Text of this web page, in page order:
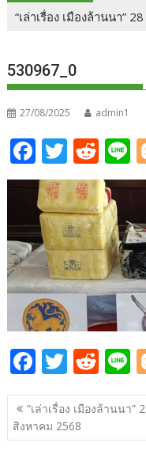
“เล่าเรื่อง เมืองล้านนา”
530967_0
27/08/2025 admin1
F
ac
e
b
o
o
k
T
w
itt
er
R
e
d
di
t
n
F
ac
e
b
T
w
itt
er
R
e
d
di
n
e
แนะแนว
เรื่อง
“เล่าเรื่อง เมืองล้านนา”
สิงหาคม 2568